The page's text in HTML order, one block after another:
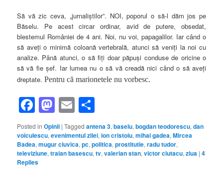
Să vă zic ceva, „jurnaliştilor”. NOI, poporul o să-l dăm jos pe
Băselu. Pe acest circar ordinar, avid de putere, obsedat,
blestemul României de 4 ani. Noi, nu voi, papagalilor. Iar când o
să aveţi o minimă coloană vertebrală, atunci să veniţi la noi cu
analize. Până atunci, o să fiţi doar păpuşi conduse de oricine o
să vă fie şef. Iar lumea nu o să vă creadă nici când o să aveţi
dreptate.Pentru că marionetele nu vorbesc.
Facebook
Mastodon
Email
Posted in Opinii |Tagged antena 3,baselu,bogdan teodorescu,dan
voiculescu,evenimentul zilei,ion cristoiu,mihai gadea,Mircea
Badea,mugur ciuvica,pc,politica,prostitutie,radu tudor,
televiziune,traian basescu,tv,valerian stan,victor ciutacu,ziua |4
Replies